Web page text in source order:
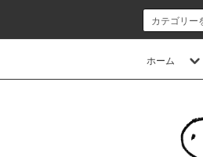
ホーム